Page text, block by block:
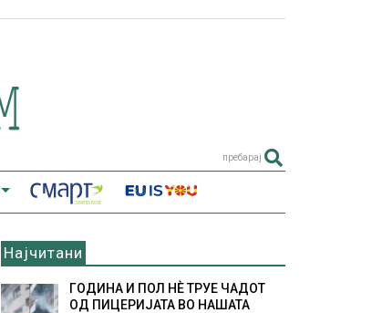
пребарај
Најчитани
ГОДИНА И ПОЛ НÈ ТРУЕ ЧАДОТ
ОД ПИЦЕРИЈАТА ВО НАШАТА